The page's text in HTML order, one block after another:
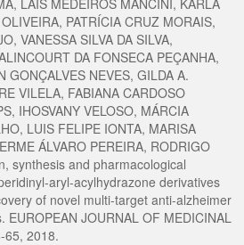
LAÍS MEDEIROS MANCINI, KARLA
PATRÍCIA CRUZ MORAIS,
VANESSA SILVA DA SILVA,
DA FONSECA PEÇANHA,
GONÇALVES NEVES, GILDA A.
VILELA, FABIANA CARDOSO
IHOSVANY VELOSO, MÁRCIA
LUIS FELIPE IONTA, MARISA
ÁLVARO PEREIRA, RODRIGO
synthesis and pharmacological
aryl-acylhydrazone derivatives
of novel multi-target anti-alzheimer
JOURNAL OF MEDICINAL
65, 2018.